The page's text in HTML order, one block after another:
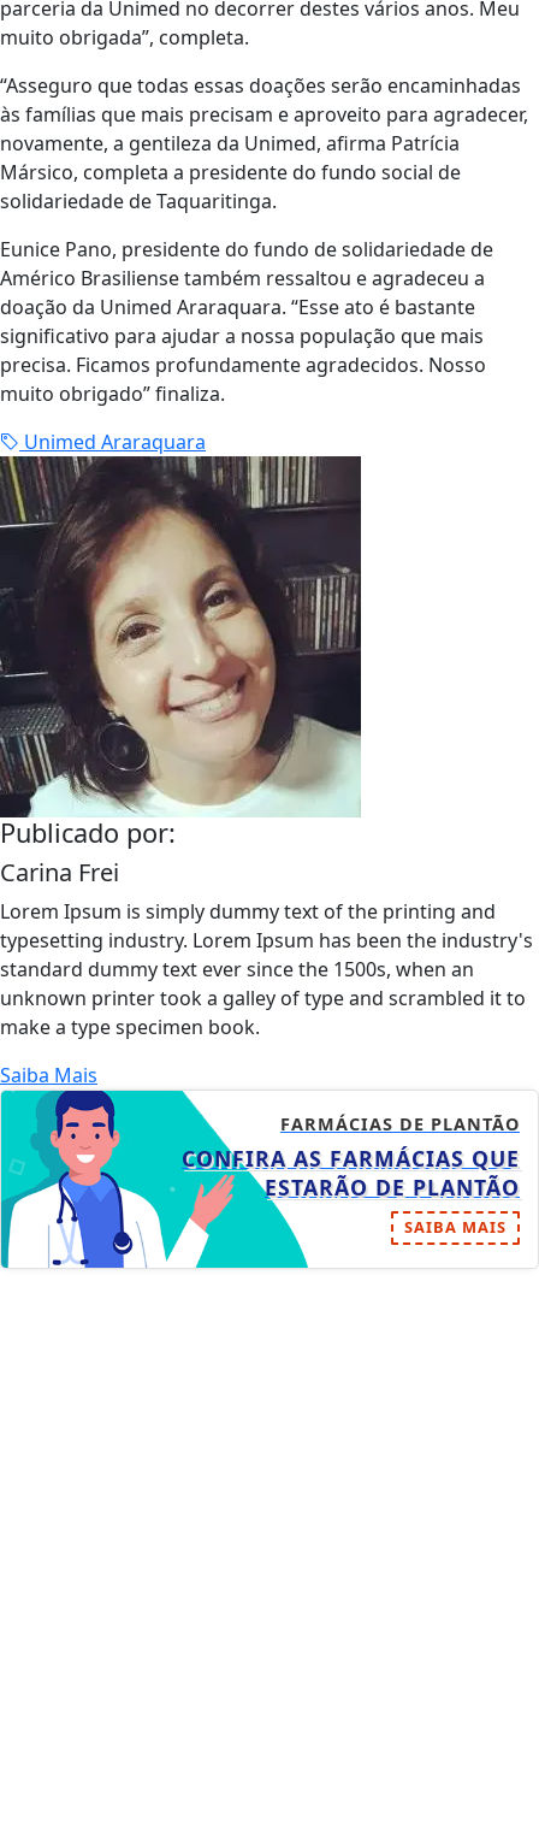
parceria da Unimed no decorrer destes vários anos. Meu
muito obrigada”, completa.
“Asseguro que todas essas doações serão encaminhadas
às famílias que mais precisam e aproveito para agradecer,
novamente, a gentileza da Unimed, afirma Patrícia
Mársico, completa a presidente do fundo social de
solidariedade de Taquaritinga.
Eunice Pano, presidente do fundo de solidariedade de
Américo Brasiliense também ressaltou e agradeceu a
doação da Unimed Araraquara. “Esse ato é bastante
significativo para ajudar a nossa população que mais
precisa. Ficamos profundamente agradecidos. Nosso
muito obrigado” finaliza.
Unimed Araraquara
Publicado por:
Carina Frei
Lorem Ipsum is simply dummy text of the printing and
typesetting industry. Lorem Ipsum has been the industry's
standard dummy text ever since the 1500s, when an
unknown printer took a galley of type and scrambled it to
make a type specimen book.
Saiba Mais
FARMÁCIAS DE PLANTÃO
CONFIRA AS FARMÁCIAS QUE
ESTARÃO DE PLANTÃO
SAIBA MAIS